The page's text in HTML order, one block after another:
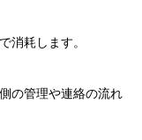
消耗します。
の管理や連絡の流れ